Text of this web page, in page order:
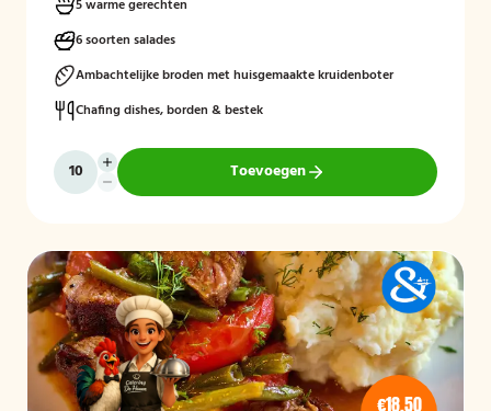
5 warme gerechten
6 soorten salades
Ambachtelijke broden met huisgemaakte kruidenboter
Chafing dishes, borden & bestek
Toevoegen
€18,50